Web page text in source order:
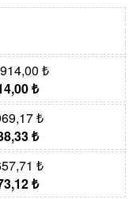
₺
₺
₺
₺
₺
₺